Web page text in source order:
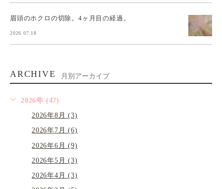
眉頭のホクロの切除。4ヶ月目の経過。
2026.07.18
ARCHIVE 月別アーカイブ
2026年 (47)
2026年8月 (3)
2026年7月 (6)
2026年6月 (9)
2026年5月 (3)
2026年4月 (3)